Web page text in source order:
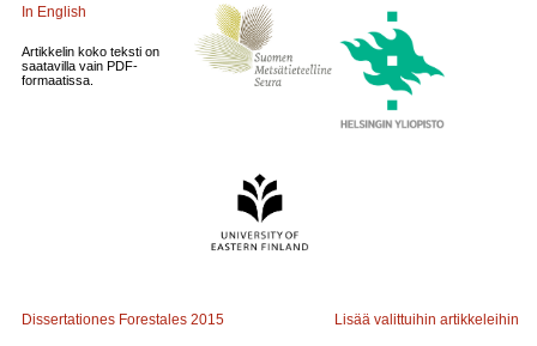
In English
Artikkelin koko teksti on
saatavilla vain PDF-
formaatissa.
Dissertationes Forestales 2015 Lisää valittuihin artikkeleihin